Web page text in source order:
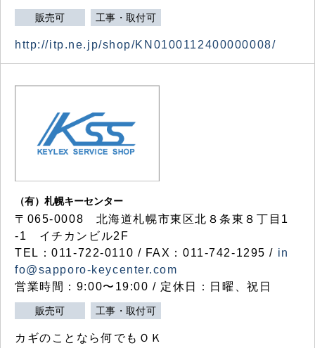
販売可 工事・取付可
http://itp.ne.jp/shop/KN0100112400000008/
（有）札幌キーセンター
〒065-0008 北海道札幌市東区北８条東８丁目1
-1 イチカンビル2F
TEL：011-722-0110 / FAX：011-742-1295 / in
fo@sapporo-keycenter.com
営業時間：9:00〜19:00 / 定休日：日曜、祝日
販売可 工事・取付可
カギのことなら何でもＯＫ